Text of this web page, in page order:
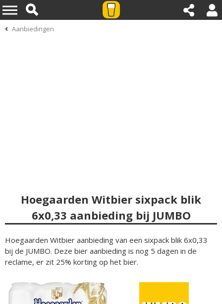
Aanbiedingen
Hoegaarden Witbier sixpack blik
6x0,33 aanbieding bij JUMBO
Hoegaarden Witbier aanbieding van een sixpack blik 6x0,33
bij de JUMBO. Deze bier aanbieding is nog 5 dagen in de
reclame, er zit 25% korting op het bier.